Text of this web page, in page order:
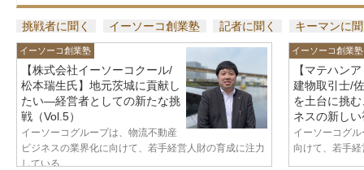
挑戦者に聞く イーソーコ創業塾 記者に聞く キーマンに
イーソーコ創業塾
【株式会社イーソーコクール/
松本瑞生氏】地元茨城に貢献し
たい—経営者としての新たな挑
戦（Vol.5）
イーソーコグループは、物流不動産
ビジネスの業界化に向けて、若手経営人財の育成に注力
している...
イーソーコ創業塾
【マテハン
建物取引士/
を土台に挑
ネスの新し
イーソーコグ
向けて、若手